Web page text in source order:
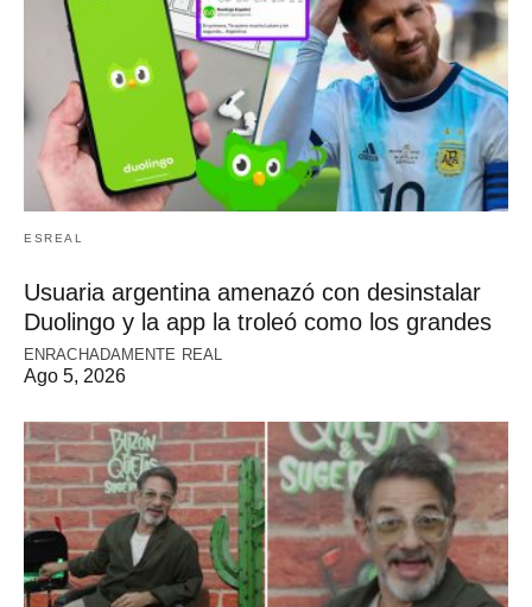
ESREAL
Usuaria argentina amenazó con desinstalar
Duolingo y la app la troleó como los grandes
ENRACHADAMENTE REAL
Ago 5, 2026